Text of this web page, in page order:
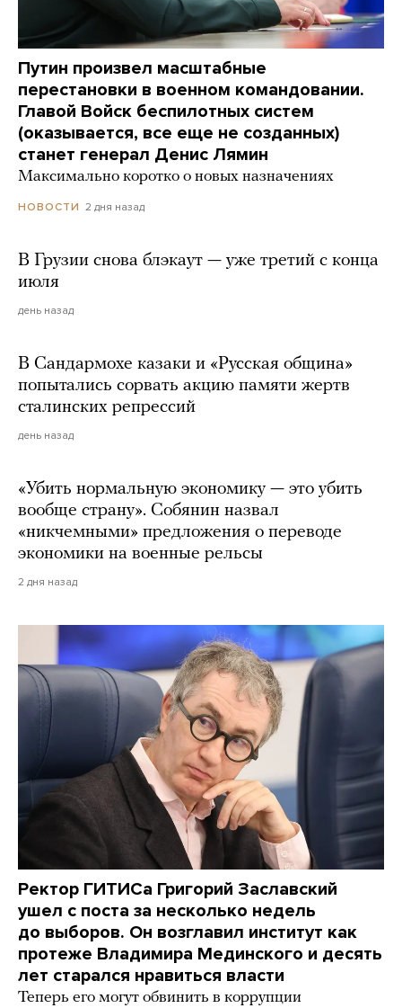
Путин произвел масштабные
перестановки в военном командовании.
Главой Войск беспилотных систем
(оказывается, все еще не созданных)
станет генерал Денис Лямин
Максимально коротко о новых назначениях
НОВОСТИ 2 дня назад
В Грузии снова блэкаут — уже третий с конца
июля
день назад
В Сандармохе казаки и «Русская община»
попытались сорвать акцию памяти жертв
сталинских репрессий
день назад
«Убить нормальную экономику — это убить
вообще страну». Собянин назвал
«никчемными» предложения о переводе
экономики на военные рельсы
2 дня назад
Ректор ГИТИСа Григорий Заславский
ушел с поста за несколько недель
до выборов. Он возглавил институт как
протеже Владимира Мединского и десять
лет старался нравиться власти
Теперь его могут обвинить в коррупции